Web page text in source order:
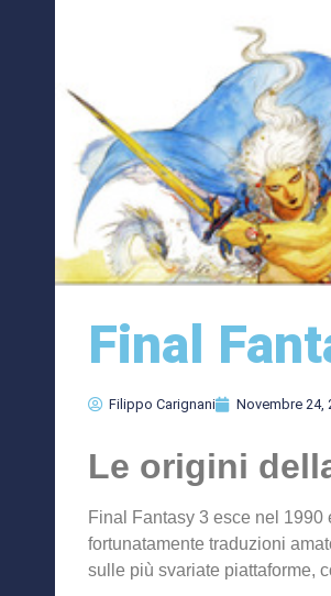
Final
Filippo Carignani Novembre 24,
Le origini
Final Fantasy 3 esce nel
fortunatamente traduzioni
sulle più svariate piattaforme,